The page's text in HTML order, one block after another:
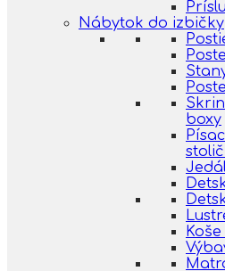
Nábytok do izbičky
boxy